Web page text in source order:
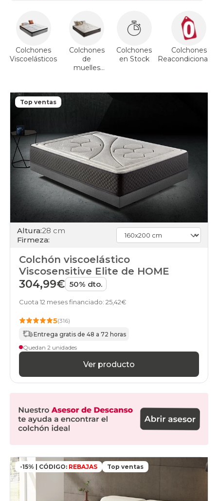
Colchones
Viscoelásticos
Colchones
de
muelles
Colchones
en Stock
Colchones
Top ventas
Altura:28 cm
Firmeza:
Colchón viscoelástico
Viscosensitive Elite de HOME
304,99€ 50% dto.
Cuota 12 meses financiado: 25,42€
5(316)
Entrega gratis de 48 a 72 horas
Quedan 2 unidades
Ver producto
-15% | CÓDIGO: REBAJAS Top ventas